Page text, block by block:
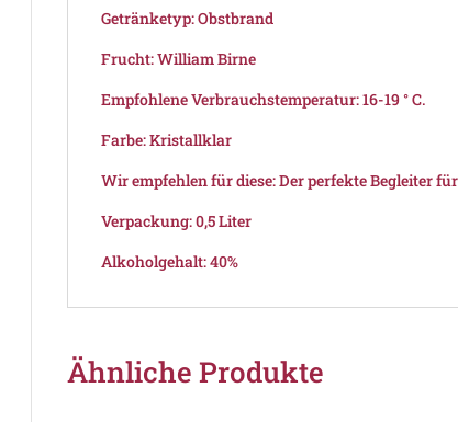
Getränketyp: Obstbrand
Frucht: William Birne
Empfohlene Verbrauchstemperatur: 16-19 ° C.
Farbe: Kristallklar
Wir empfehlen für diese: Der perfekte Begleiter
Verpackung: 0,5 Liter
Alkoholgehalt: 40%
Ähnliche Produkte